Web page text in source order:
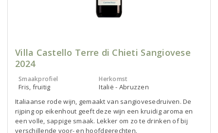
Villa Castello Terre di Chieti Sangiovese
2024
Smaakprofiel
Fris, fruitig
Herkomst
Italië - Abruzzen
Italiaanse rode wijn, gemaakt van sangiovesedruiven. De
rijping op eikenhout geeft deze wijn een kruidig aroma en
een volle, sappige smaak. Lekker om zo te drinken of bij
verschillende voor- en hoofdgerechten.